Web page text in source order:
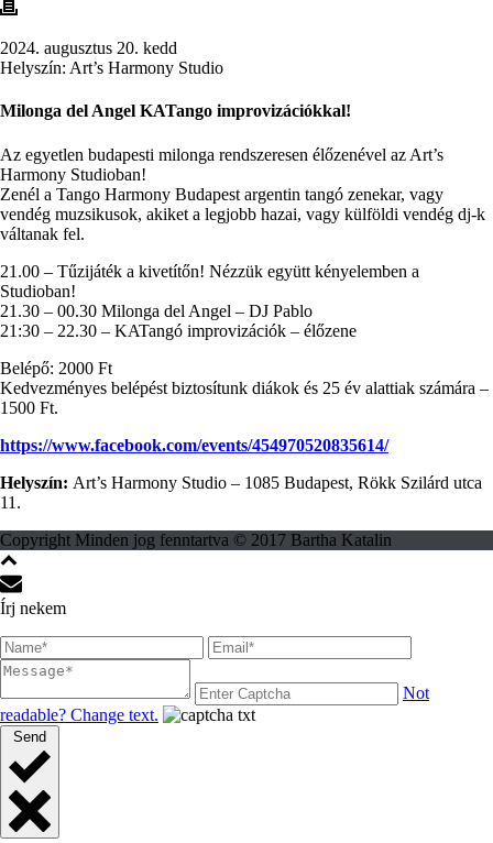
2024. augusztus 20. kedd
Helyszín: Art’s Harmony Studio
Milonga del Angel KATango improvizációkkal!
Az egyetlen budapesti milonga rendszeresen élőzenével az Art’s
Harmony Studioban!
Zenél a Tango Harmony Budapest argentin tangó zenekar, vagy
vendég muzsikusok, akiket a legjobb hazai, vagy külföldi vendég dj-k
váltanak fel.
21.00 – Tűzijáték a kivetítőn! Nézzük együtt kényelemben a
Studioban!
21.30 – 00.30 Milonga del Angel – DJ Pablo
21:30 – 22.30 – KATangó improvizációk – élőzene
Belépő: 2000 Ft
Kedvezményes belépést biztosítunk diákok és 25 év alattiak számára –
1500 Ft.
https://www.facebook.com/events/454970520835614/
Helyszín: Art’s Harmony Studio – 1085 Budapest, Rökk Szilárd utca
11.
Copyright Minden jog fenntartva © 2017 Bartha Katalin
Írj nekem
Not
readable? Change text.
Send